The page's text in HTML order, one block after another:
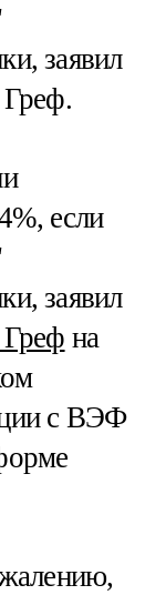
заявил
Греф.
если
заявил
Греф на
с ВЭФ